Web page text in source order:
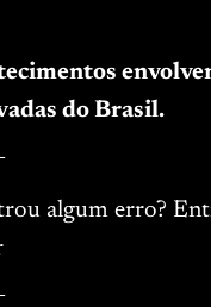
do Brasil.
algum erro?